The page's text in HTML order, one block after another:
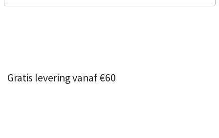
Gratis levering vanaf €60